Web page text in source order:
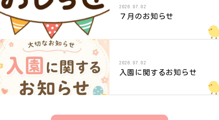
2026.07.02
７月のお知らせ
2026.07.02
入園に関するお知らせ